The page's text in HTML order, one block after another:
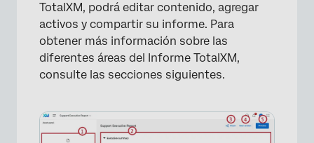
TotalXM, podrá editar contenido, agregar
activos y compartir su informe. Para
obtener más información sobre las
diferentes áreas del Informe TotalXM,
consulte las secciones siguientes.